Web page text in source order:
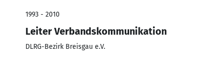
1993 - 2010
Leiter Verbandskommunikation
DLRG-Bezirk Breisgau e.V.